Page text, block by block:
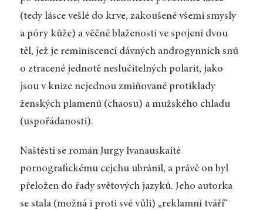
(tedy lásce vešlé do krve, zakoušené všemi smysly
a póry kůže) a věčné blaženosti ve spojení dvou
těl, jež je reminiscencí dávných androgynních snů
o ztracené jednotě neslučitelných polarit, jako
jsou v knize nejednou zmiňované protiklady
ženských plamenů (chaosu) a mužského chladu
(uspořádanosti).
Naštěstí se román Jurgy Ivanauskaitė
pornografickému cejchu ubránil, a právě on byl
přeložen do řady světových jazyků. Jeho autorka
se stala (možná i proti své vůli) „reklamní tváří“